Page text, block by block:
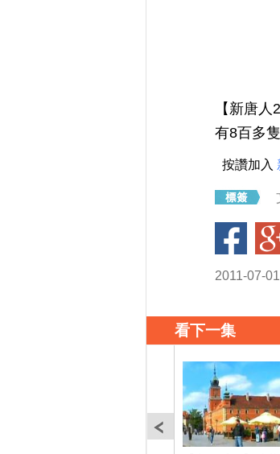
【新唐
有8百多
按讚加入
2011-07-
看下一集